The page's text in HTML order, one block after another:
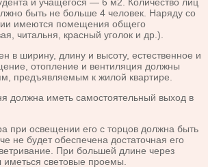
и учащегося — 6 м2. Количество лиц
быть не больше 4 человек. Наряду со
имеются помещения общего
читальня, красный уголок и др.).
длину и высоту, естественное и
отопление и вентиляция должны
предъявляемым к жилой квартире.
иметь самостоятельный выход в
освещении его с торцов должна быть
не будет обеспечена достаточная его
При большей длине через
световые проемы.